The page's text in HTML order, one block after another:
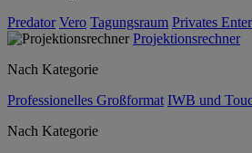
Predator Vero Tagungsraum Privates
Projektionsrechner
Nach Kategorie
Professionelles Großformat IWB und
Nach Kategorie